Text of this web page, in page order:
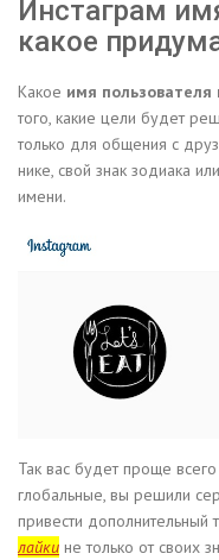
Инстаграм
какое
Какое имя
того, какие цели будет
только для общения с
нике, свой знак зодиака
имени.
Так вас будет проще
глобальные, вы решили
привести дополнительный
лайки не только от своих